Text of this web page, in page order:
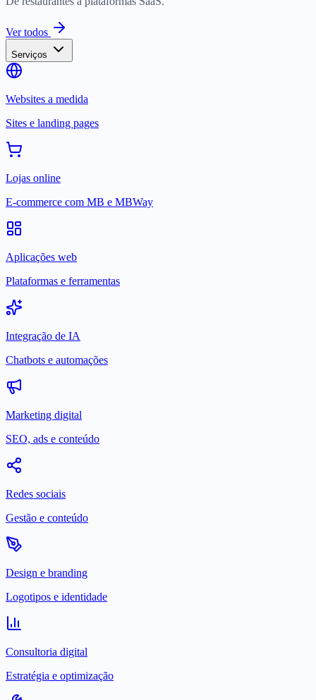
Ver todos
Serviços
Websites a medida
Sites e landing pages
Lojas online
E-commerce com MB e MBWay
Aplicações web
Plataformas e ferramentas
Integração de IA
Chatbots e automações
Marketing digital
SEO, ads e conteúdo
Redes sociais
Gestão e conteúdo
Design e branding
Logotipos e identidade
Consultoria digital
Estratégia e optimização